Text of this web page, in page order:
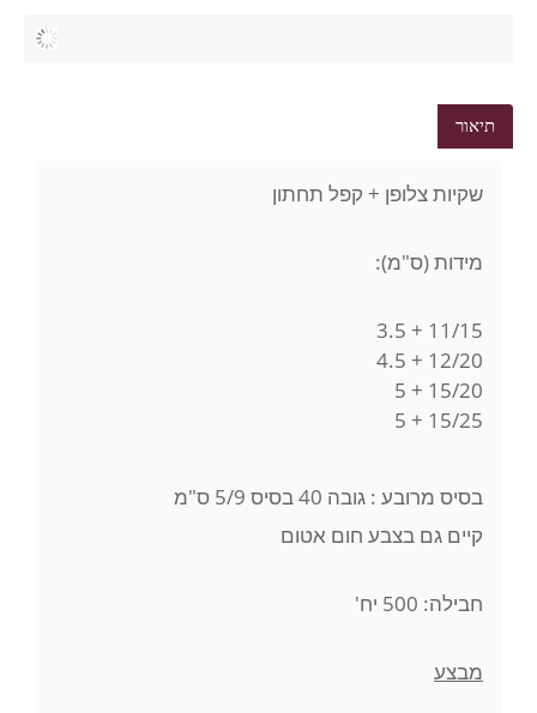
תיאור
שקיות צלופן + קפל תחתון
מידות (ס"מ):
11/15 + 3.5
12/20 + 4.5
15/20 + 5
15/25 + 5
בסיס מרובע : גובה 40 בסיס 5/9 ס"מ
קיים גם בצבע חום אטום
חבילה: 500 יח'
מבצע